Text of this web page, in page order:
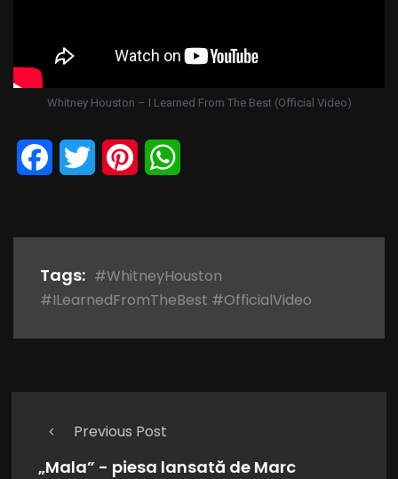
Whitney Houston – I Learned From The Best (Official Video)
Facebook
Twitter Pinterest
Tags: #WhitneyHouston
#ILearnedFromTheBest #OfficialVideo
Previous Post
„Mala” - piesa lansată de Marc